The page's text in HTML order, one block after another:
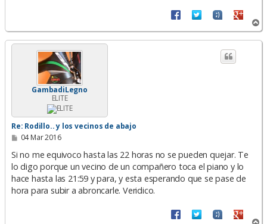
r
r
GambadiLegno
ELITE
Re: Rodillo.. y los vecinos de abajo
M
n
a
j
e
04 Mar 2016
Si no me equivoco hasta las 22 horas no se pueden quejar. Te
lo digo porque un vecino de un compañero toca el piano y lo
hace hasta las 21:59 y para, y esta esperando que se pase de
hora para subir a abroncarle. Veridico.